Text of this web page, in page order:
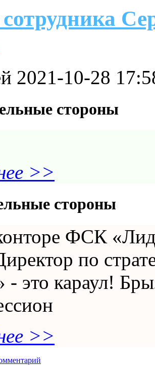
2021-10-28
стороны
>>
стороны
ФСК
по
- это караул!
>>